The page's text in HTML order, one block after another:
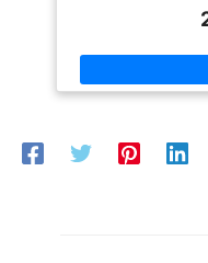
(français non garanti).
étape L'objectif ne contient
note, le 600D reprend
puissante